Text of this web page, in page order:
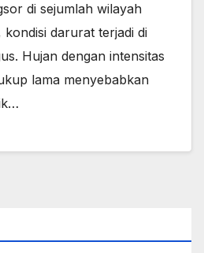
di sejumlah wilayah
darurat terjadi di
Hujan dengan intensitas
lama menyebabkan